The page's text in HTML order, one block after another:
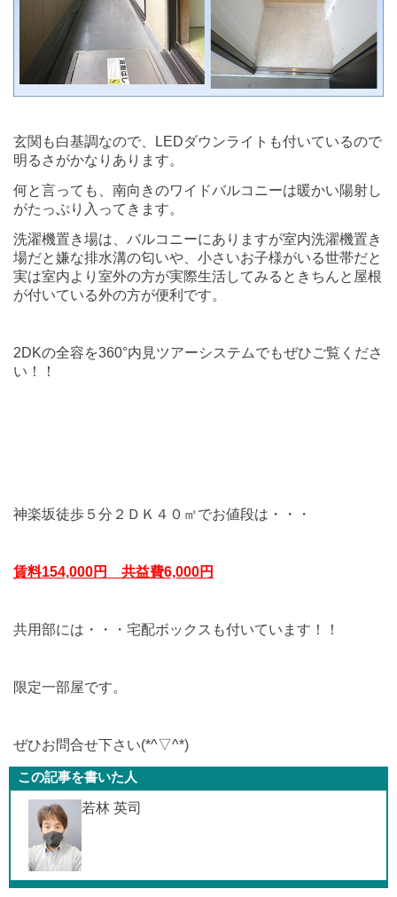
玄関も白基調なので、LEDダウンライトも付いているので
明るさがかなりあります。
何と言っても、南向きのワイドバルコニーは暖かい陽射し
がたっぷり入ってきます。
洗濯機置き場は、バルコニーにありますが室内洗濯機置き
場だと嫌な排水溝の匂いや、小さいお子様がいる世帯だと
実は室内より室外の方が実際生活してみるときちんと屋根
が付いている外の方が便利です。
2DKの全容を360°内見ツアーシステムでもぜひご覧くださ
い！！
神楽坂徒歩５分２ＤＫ４０㎡でお値段は・・・
賃料154,000円 共益費6,000円
共用部には・・・宅配ボックスも付いています！！
限定一部屋です。
ぜひお問合せ下さい(*^▽^*)
この記事を書いた人
若林 英司